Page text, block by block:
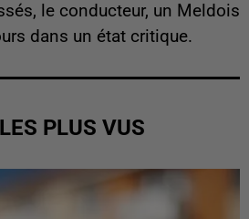
le conducteur, un Meldois
dans un état critique.
PLUS VUS